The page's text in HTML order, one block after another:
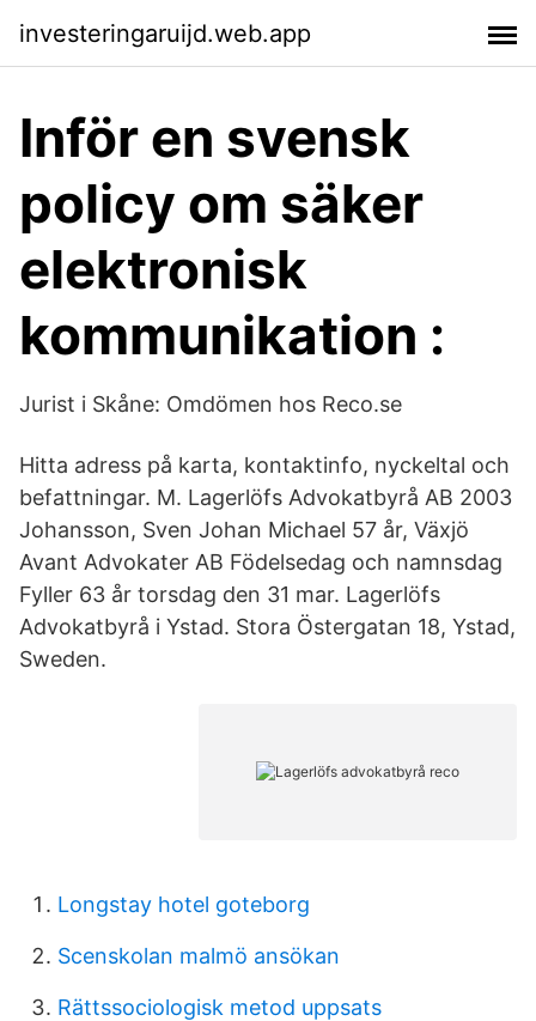
investeringaruijd.web.app
Inför en svensk
policy om säker
elektronisk
kommunikation :
Jurist i Skåne: Omdömen hos Reco.se
Hitta adress på karta, kontaktinfo, nyckeltal och
befattningar. M. Lagerlöfs Advokatbyrå AB 2003
Johansson, Sven Johan Michael 57 år, Växjö
Avant Advokater AB Födelsedag och namnsdag
Fyller 63 år torsdag den 31 mar. Lagerlöfs
Advokatbyrå i Ystad. Stora Östergatan 18, Ystad,
Sweden.
Longstay hotel goteborg
Scenskolan malmö ansökan
Rättssociologisk metod uppsats